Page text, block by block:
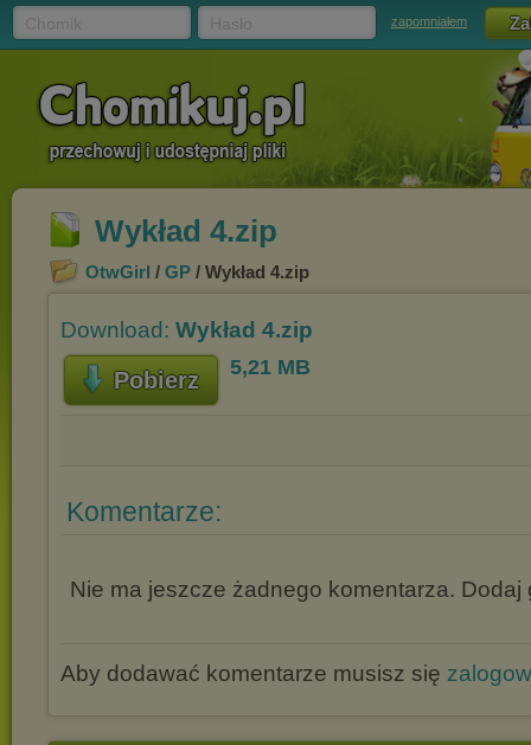
zapomniałem
Wykład 4.zip
OtwGirl / GP / Wykład 4.zip
Download: Wykład 4.zip
Pobierz 5,21 MB
Komentarze:
Nie ma jeszcze żadnego komentarza. Dodaj
Aby dodawać komentarze musisz się